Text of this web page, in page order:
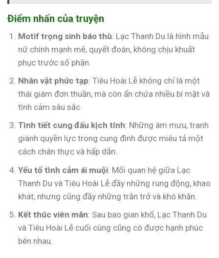
Điểm nhấn của truyện
Motif trọng sinh báo thù: Lạc Thanh Du là hình mẫu
nữ chính mạnh mẽ, quyết đoán, không chịu khuất
phục trước số phận.
Nhân vật phức tạp: Tiêu Hoài Lễ không chỉ là một
thái giám đơn thuần, mà còn ẩn chứa nhiều bí mật và
tình cảm sâu sắc.
Tình tiết cung đấu kịch tính: Những âm mưu, tranh
giành quyền lực trong cung đình được miêu tả một
cách chân thực và hấp dẫn.
Yếu tố tình cảm ái muội: Mối quan hệ giữa Lạc
Thanh Du và Tiêu Hoài Lễ đầy những rung động, khao
khát, nhưng cũng đầy những trăn trở và khó khăn.
Kết thúc viên mãn: Sau bao gian khổ, Lạc Thanh Du
và Tiêu Hoài Lễ cuối cùng cũng có được hạnh phúc
bên nhau.